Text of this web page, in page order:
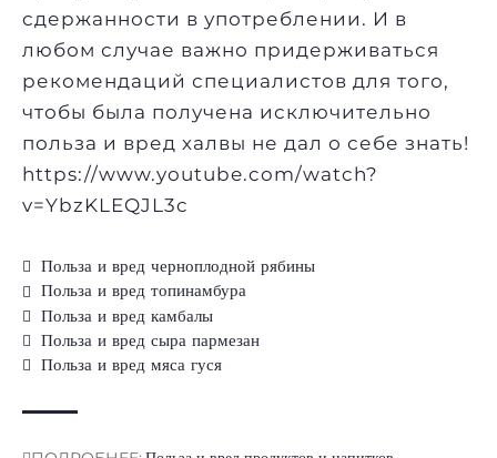
сдержанности в употреблении. И в
любом случае важно придерживаться
рекомендаций специалистов для того,
чтобы была получена исключительно
польза и вред халвы не дал о себе знать!
https://www.youtube.com/watch?
v=YbzKLEQJL3c
Польза и вред черноплодной рябины
Польза и вред топинамбура
Польза и вред камбалы
Польза и вред сыра пармезан
Польза и вред мяса гуся